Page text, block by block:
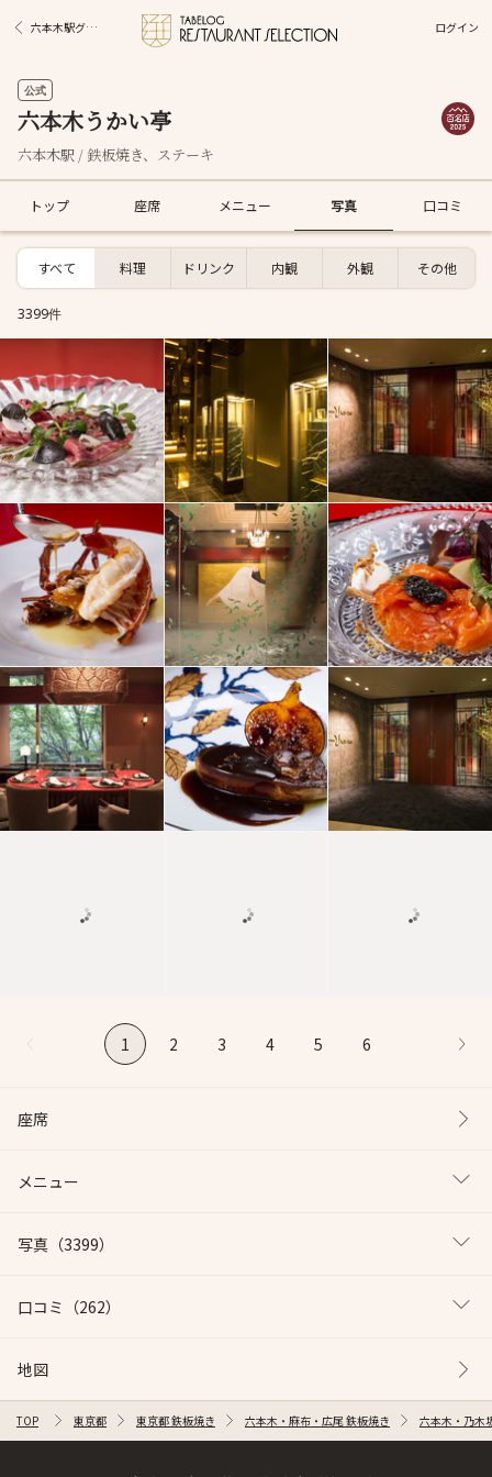
六本木駅グルメ ログイン
公式
六本木うかい亭
六本木駅 / 鉄板焼き、ステーキ
トップ 座席 メニュー 写真 口コミ
すべて 料理 ドリンク 内観 外観 その他
3399件
1 2 3 4 5 6
座席
メニュー
写真 （3399）
口コミ （262）
地図
TOP 東京都 東京都 鉄板焼き 六本木・麻布・広尾 鉄板焼き 六本木・乃木